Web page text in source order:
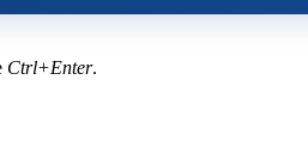
Ctrl+Enter.